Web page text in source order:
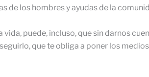
de los hombres y ayudas de la
puede, incluso, que sin darnos
que te obliga a poner los